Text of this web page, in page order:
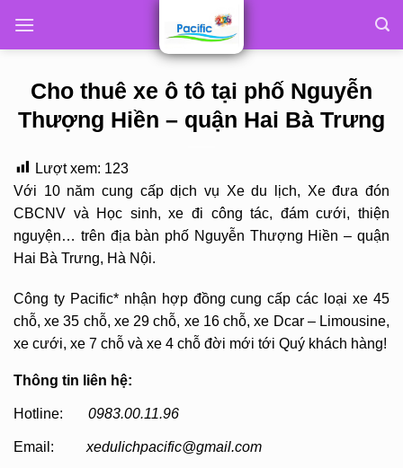
Cho thuê xe ô tô tại phố Nguyễn
Thượng Hiền – quận Hai Bà Trưng
Lượt xem: 123
Với 10 năm cung cấp dịch vụ Xe du lịch, Xe đưa đón
CBCNV và Học sinh, xe đi công tác, đám cưới, thiện
nguyện… trên địa bàn phố Nguyễn Thượng Hiền – quận
Hai Bà Trưng, Hà Nội.
Công ty Pacific* nhận hợp đồng cung cấp các loại xe 45
chỗ, xe 35 chỗ, xe 29 chỗ, xe 16 chỗ, xe Dcar – Limousine,
xe cưới, xe 7 chỗ và xe 4 chỗ đời mới tới Quý khách hàng!
Thông tin liên hệ:
Hotline: 0983.00.11.96
Email: xedulichpacific@gmail.com